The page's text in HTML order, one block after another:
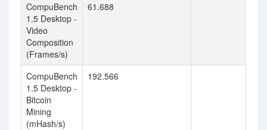
CompuBench
1.5 Desktop -
Video
Composition
(Frames/s)
61.688
CompuBench
1.5 Desktop -
Bitcoin
Mining
(mHash/s)
192.566